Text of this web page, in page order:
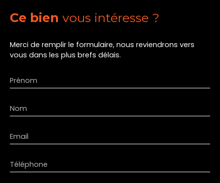
Ce bien vous intéresse ?
Merci de remplir le formulaire, nous reviendrons vers
vous dans les plus brefs délais.
Prénom
Nom
Email
Téléphone